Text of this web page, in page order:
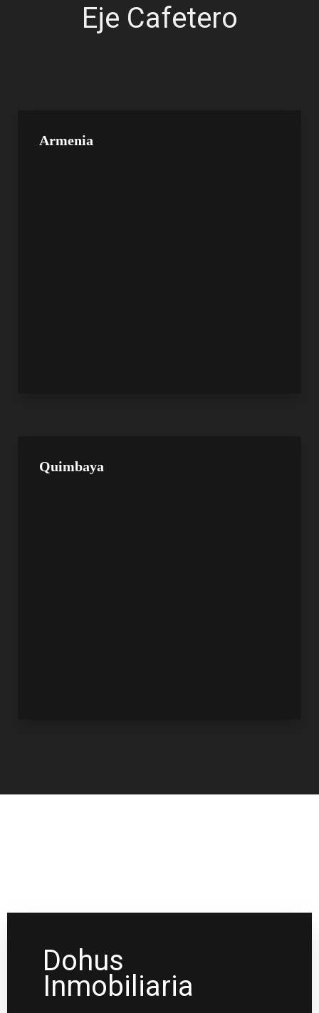
Eje Cafetero
Armenia
Quimbaya
Dohus
Inmobiliaria